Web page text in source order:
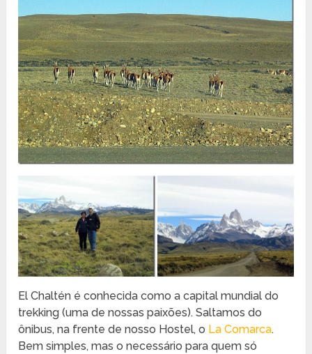
El Chaltén é conhecida como a capital mundial do
trekking (uma de nossas paixões). Saltamos do
ônibus, na frente de nosso Hostel, o La Comarca.
Bem simples, mas o necessário para quem só